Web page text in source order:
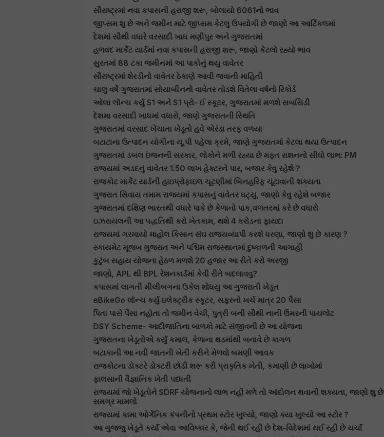
સૌરાષ્ટ્રમાં નવા કપાસની હરાજી શરૂ, બોલાયો 6061નો ભાવ
જીપ્સમ શુ છે અને જમીન માટે જીપ્સમ કેટલુ ઉપયોગી છે જાણો આ આર્ટિકલમાં
દેશમાં સૌથી વધારે વરસાદી ખાધ મણીપુર અને ગુજરાતમાં
હળવદ માર્કેટ યાર્ડમાં નવા કપાસની હરાજી શરૂ, જાણો કેટલો રહ્યો ભાવ
સુરતમાં 88 ટકા જમીનમાં આ પાકોનું થયુ વાવેતર
સૌરાષ્ટ્રમાં શેરડીનો વાવેતર ઠેકાણે આવી જવાની માહિતી
ચાલુ વર્ષે ગુજરાતમાં સોયાબીનનો વાવેતર તોડશે વિતેલા વર્ષનો રિકોર્ડ
ઓલા લૉન્ચ કર્યુ S1 અને S1 પ્રો- ઈ સ્કૂટર, ગુજરાતમાં મળશે સબસિડી
દેશમા વરસાદી ખાધમાં વધારો, જાણે ગુજરાતની સ્થિતિ
ગુજરાતમાં વરસાદ ખેંચાતા ખેડૂતો હવે એરંડા તરફ વળયા
બટાટાના ઉત્પાદન યોગીના યૂ.પી પહેલા ક્રમે, જાણે ગુજરાતમાં કેટલા થયા ઉત્પાદન
ગુજરાતમાં ડબલ ઇંજનની સરકાર, લોકોને મળી રહ્યા છે મફત રાશનનો સીધો લાભ: PM
રાજ્યમાં અડદનું વાવેતર 1.50 લાખ હેક્ટરને પાર, બજાર કેવુ રહેશે ?
રાજકોટ માર્કેંટ યાર્ડની હાઇપ્રોફાઇલ ચૂટણીમાં બિનહરિફ ચૂંટાવાની શક્યતા
ગુજરાત સિવાય તમામ રાજ્યમાં કપાસનું વાવેતર ઘટ્યુ, જાણો કેવુ રહેશે બજાર
ગુજરાતમાં દક્ષિણ ભારતથી વધારે પાકે છે કેળાનો પાક,વળતરમાં કરે છે વધારો
ઇઝરાયલની આ પદ્ધતિથી કરો ખેતકામ, થશે 4 કરોડના ફાયદા
રાજ્યમાં ગરમાયો માહોલ કિસાન સંઘ રાજ્યવ્યાપી કરશે ધરણા, જાણો શુ છે કારણ ?
સ્કાયમેટ મૂજબ ગુજરાત અને પશ્ચિમ રાજસ્થાનમાં દુષ્કાળની આગાહી
કુટુંબ સહાય યોજના હેઠળ મળશે 20 હજાર આ રીતે કરો અરજી
જાણો, APL થી BPL રેશનકાર્ડમાં કેવી રીતે બદલાવવુ?
કપાસમાં લાગતી મીલીબગના ઉકેલ શોધયુ આ ગુજરાતી ખેડૂત
eBikeGo લૉન્ચ કર્યુ ઇલેક્ટ્રીક સ્કૂટર, સફરનો ખર્ચ માત્ર 20 પૈસા
પિતા પાસે પૈસા નહોતા તો જમીન વેચી, પુત્રી બની સૌથી નાની ઉમરની પાયલોટ
DSY Scheme- આદીજાતિના બાળકો માટે સંજીવની છે આ યોજના
ગુજરાતના ખેડૂતોએ કર્યુ કમાલ, કેળાના થડમાંથી બનાવે છે કાગળ
બટાકાની આ નવી જાતની ખેતી કરીને મેળવો બમણી આવક
રાજકોટના ડોક્ટરે ડોક્ટરી છોડી શરૂ કરી પ્રાકૃતિક ખેતી, કમાણી છે લાખોમાં
ફાલસાની વૈજ્ઞાનિક ખેતી પધ્ધતી
રાજ્યમાં જો ખેડૂતોને SDRF યોજનાનો લાભ નહી મળે તો આંદોલન થવાની શક્યતા, જાણો શુ છે
સમગ્ર મામલો
રાજ્યમાં કામા ઓર્ગેનિક કંપનીનો પ્રથમ સ્ટોર ખુલ્યો, જાણો ક્યા ખુલ્યો આ સ્ટોર ?
આ ગુજ્જુ ખેડૂતે કર્યા એવા આવિષ્કાર કે, જેની થઈ રહી છે દેશ-વિદેશમાં થઈ રહી છે ચર્ચા